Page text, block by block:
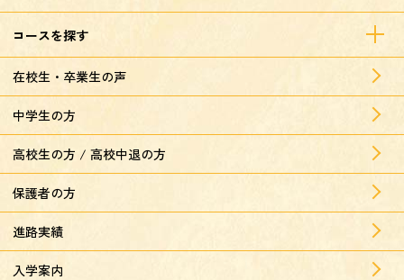
コースを探す
在校生・卒業生の声
中学生の方
高校生の方 / 高校中退の方
保護者の方
進路実績
入学案内